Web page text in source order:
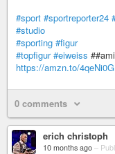
#sport #sportreporter24
#studio
#sporting #figur
#topfigur #eiweiss
https://amzn.to/4qeNi0G
0 comments
erich christoph
10 months ago –